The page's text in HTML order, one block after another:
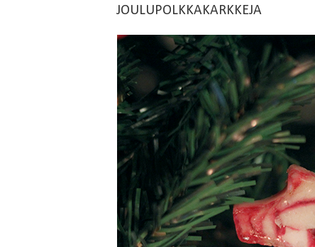
JOULUPOLKKAKARKKEJA